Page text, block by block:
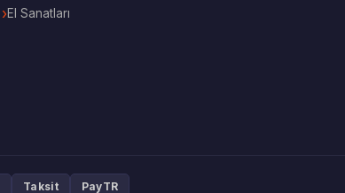
El Sanatları
Taksit PayTR